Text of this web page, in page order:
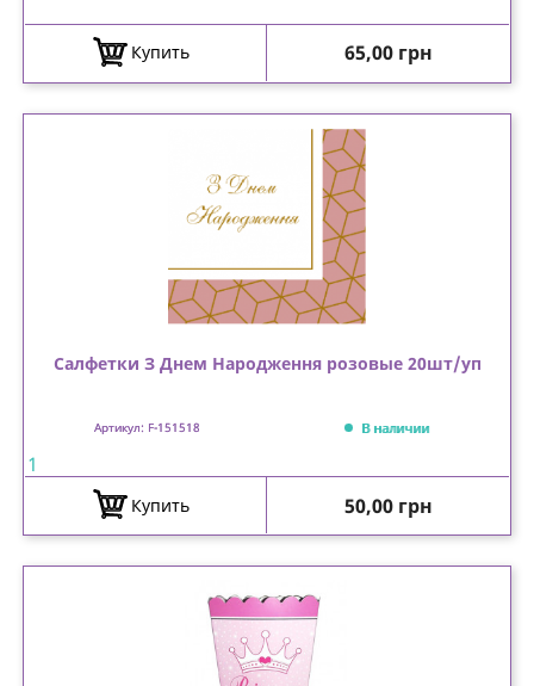
Купить Цена
65,00 грн
Салфетки З Днем Народження розовые 20шт/уп
Артикул: F-151518 В наличии
1
Купить Цена
50,00 грн